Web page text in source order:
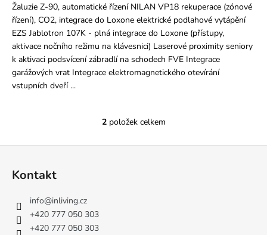
Žaluzie Z-90, automatické řízení NILAN VP18 rekuperace (zónové
řízení), CO2, integrace do Loxone elektrické podlahové vytápění
EZS Jablotron 107K - plná integrace do Loxone (přístupy,
aktivace nočního režimu na klávesnici) Laserové proximity seniory
k aktivaci podsvícení zábradlí na schodech FVE Integrace
garážových vrat Integrace elektromagnetického otevírání
vstupních dveří ...
O
2položek celkem
Kontakt
info@inliving.cz
+420 777 050 303
+420 777 050 303